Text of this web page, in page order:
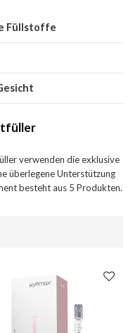
Füllstoffe
verwenden die exklusive
überlegene Unterstützung
besteht aus 5 Produkten.